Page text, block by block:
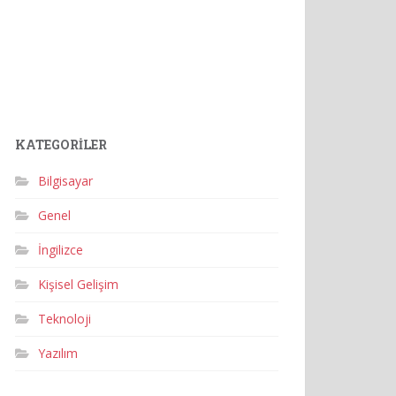
KATEGORILER
Bilgisayar
Genel
İngilizce
Kişisel Gelişim
Teknoloji
Yazılım